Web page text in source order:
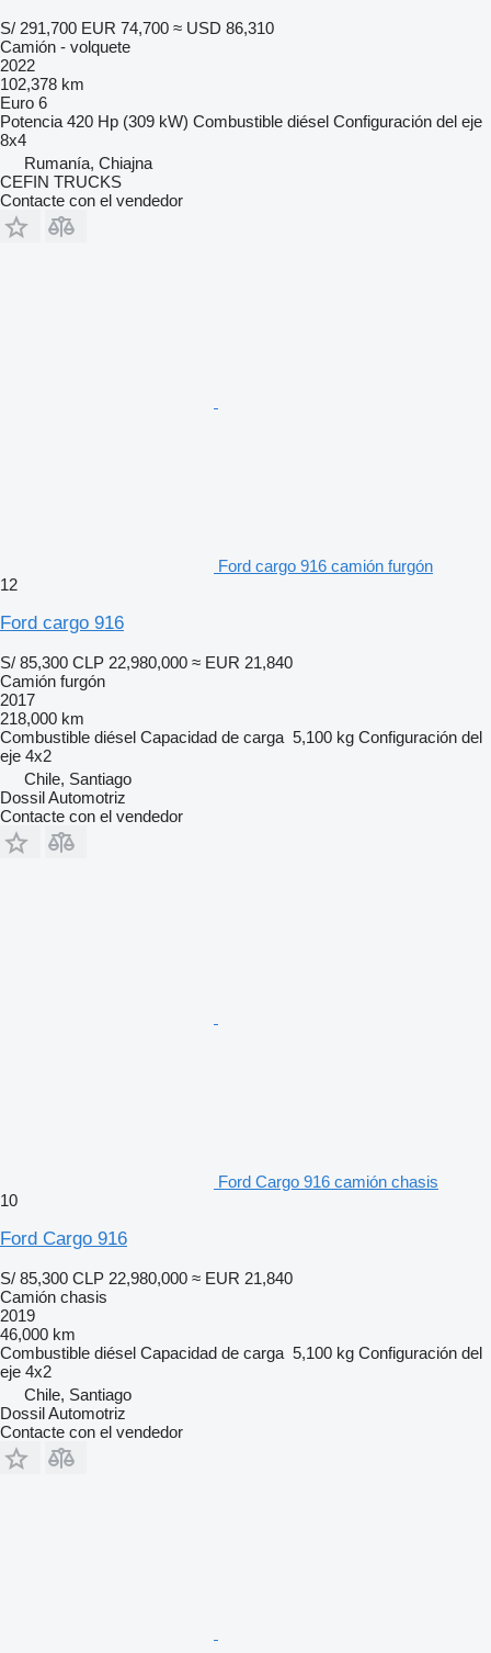
S/ 291,700 EUR 74,700 ≈ USD 86,310
Camión - volquete
2022
102,378 km
Euro 6
Potencia 420 Hp (309 kW) Combustible diésel Configuración del eje
8x4
Rumanía, Chiajna
CEFIN TRUCKS
Contacte con el vendedor
Ford cargo 916 camión furgón
12
Ford cargo 916
S/ 85,300 CLP 22,980,000 ≈ EUR 21,840
Camión furgón
2017
218,000 km
Combustible diésel Capacidad de carga 5,100 kg Configuración del
eje 4x2
Chile, Santiago
Dossil Automotriz
Contacte con el vendedor
Ford Cargo 916 camión chasis
10
Ford Cargo 916
S/ 85,300 CLP 22,980,000 ≈ EUR 21,840
Camión chasis
2019
46,000 km
Combustible diésel Capacidad de carga 5,100 kg Configuración del
eje 4x2
Chile, Santiago
Dossil Automotriz
Contacte con el vendedor